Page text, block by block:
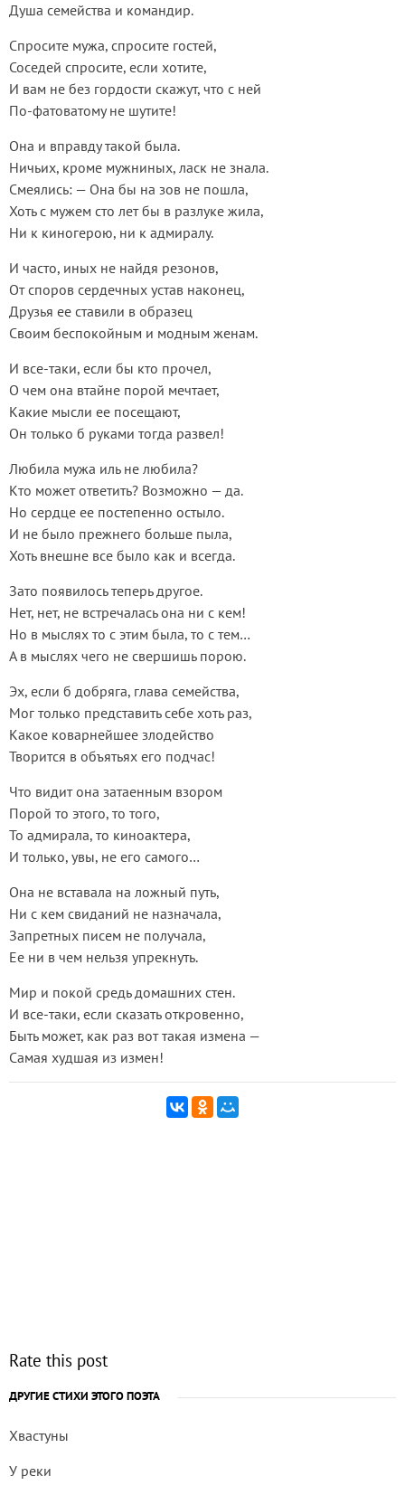
Душа семейства и командир.
Спросите мужа, спросите гостей,
Соседей спросите, если хотите,
И вам не без гордости скажут, что с ней
По-фатоватому не шутите!
Она и вправду такой была.
Ничьих, кроме мужниных, ласк не знала.
Смеялись: — Она бы на зов не пошла,
Хоть с мужем сто лет бы в разлуке жила,
Ни к киногерою, ни к адмиралу.
И часто, иных не найдя резонов,
От споров сердечных устав наконец,
Друзья ее ставили в образец
Своим беспокойным и модным женам.
И все-таки, если бы кто прочел,
О чем она втайне порой мечтает,
Какие мысли ее посещают,
Он только б руками тогда развел!
Любила мужа иль не любила?
Кто может ответить? Возможно — да.
Но сердце ее постепенно остыло.
И не было прежнего больше пыла,
Хоть внешне все было как и всегда.
Зато появилось теперь другое.
Нет, нет, не встречалась она ни с кем!
Но в мыслях то с этим была, то с тем…
А в мыслях чего не свершишь порою.
Эх, если б добряга, глава семейства,
Мог только представить себе хоть раз,
Какое коварнейшее злодейство
Творится в объятьях его подчас!
Что видит она затаенным взором
Порой то этого, то того,
То адмирала, то киноактера,
И только, увы, не его самого…
Она не вставала на ложный путь,
Ни с кем свиданий не назначала,
Запретных писем не получала,
Ее ни в чем нельзя упрекнуть.
Мир и покой средь домашних стен.
И все-таки, если сказать откровенно,
Быть может, как раз вот такая измена —
Самая худшая из измен!
Rate this post
ДРУГИЕ СТИХИ ЭТОГО ПОЭТА
Хвастуны
У реки